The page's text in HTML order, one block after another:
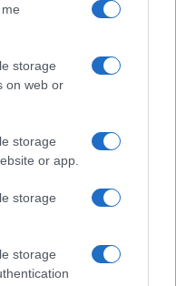
storage
on web or
storage
or app.
storage
storage
dettagliato della